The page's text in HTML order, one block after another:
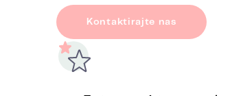
Kontaktirajte nas